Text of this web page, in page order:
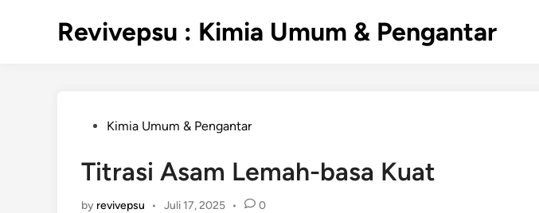
Revivepsu : Kimia Umum & Pengantar
PostedKimia Umum & Pengantar
Titrasi Asam Lemah-basa Kuat
by revivepsu • Juli 17, 2025 • 0